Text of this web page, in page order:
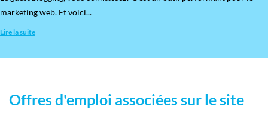
marketing web. Et voici...
Lire la suite
Offres d'emploi associées sur le site